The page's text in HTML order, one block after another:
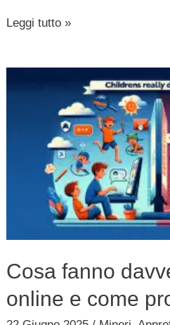
Leggi tutto »
Cosa fanno
online e come
bambini